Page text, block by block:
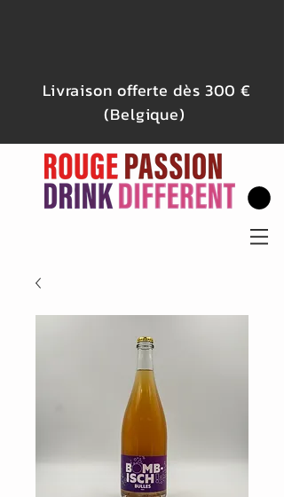
Livraison offerte dès 300 €
(Belgique)